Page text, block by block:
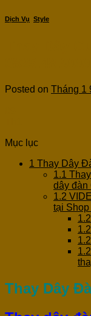
Dịch Vụ Style
Posted on Tháng 1
Mục lục
1 Thay Dây
1.1
dây đàn
1.2
tại
Thay Dây